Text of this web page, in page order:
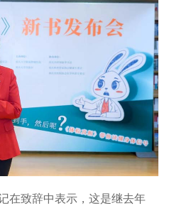
在致辞中表示，这是继去年